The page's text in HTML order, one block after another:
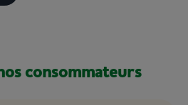
consommateurs